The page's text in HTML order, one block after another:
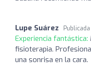
Lupe Suárez
Experiencia fantástica:
fisioterapia.
una sonrisa en la cara.